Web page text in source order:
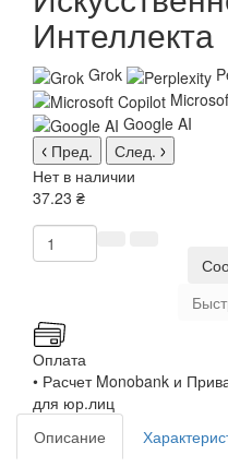
Интеллекта
Grok
Google AI
Пред.
След.
Нет в наличии
37.23 ₴
Оплата
• Расчет Monobank и
для юр.лиц
Описание